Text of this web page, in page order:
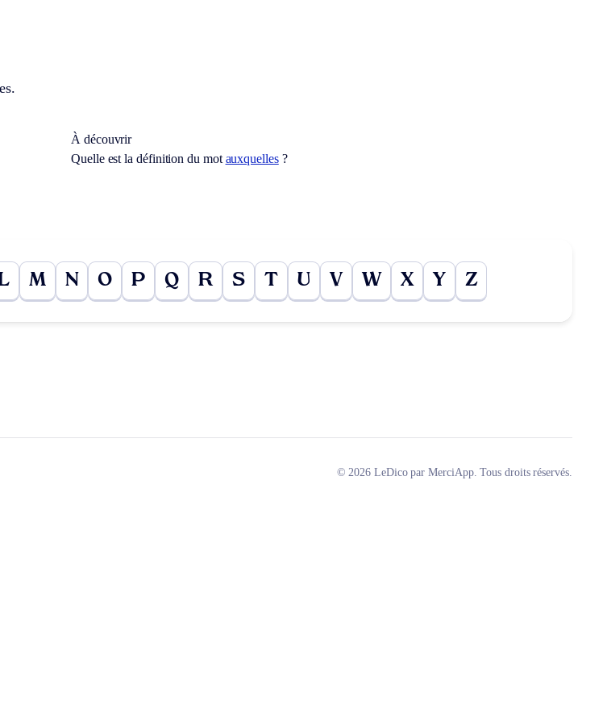
À découvrir
Quelle est la définition du mot auxquelles?
M N O P Q R S T U V W X Y Z
© 2026 LeDico par MerciApp. Tous droits réservés.